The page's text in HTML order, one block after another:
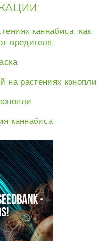
каннабиса: как
вредителя
на растениях конопли
каннабиса